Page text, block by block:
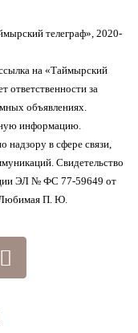
телеграф», 2020-
на «Таймырский
ответственности за
объявлениях.
информацию.
надзору в сфере связи,
Свидетельство
ЭЛ № ФС 77-59649 от
Любимая П. Ю.